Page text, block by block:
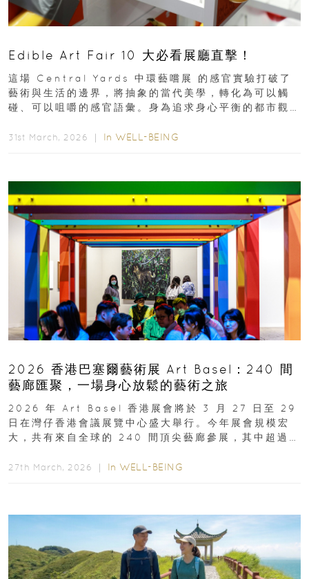
Edible Art Fair 10 大必看展廳直擊！
這場 Central Yards 中環藝嚐展 的感官實驗打破了
藝術與生活的邊界，將抽象的當代美學，轉化為可以觸
碰、可以咀嚼的感官語彙。身為追求身心平衡的都市觀
31st March, 2026 ｜ In WELL-BEING
2026 香港巴塞爾藝術展 Art Basel：240 間
藝廊匯聚，一場身心放鬆的藝術之旅
2026 年 Art Basel 香港展會將於 3 月 27 日至 29
日在灣仔香港會議展覽中心盛大舉行。今年展會規模宏
大，共有來自全球的 240 間頂尖藝廊參展，其中超過半
27th March, 2026 ｜ In WELL-BEING